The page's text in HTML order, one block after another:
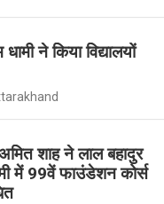
ar
e
ने किया विद्यालयों
शाह ने लाल बहादुर
में 99वें फाउंडेशन कोर्स